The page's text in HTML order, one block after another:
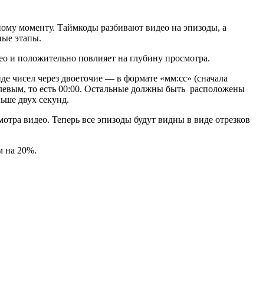
моменту. Таймкоды разбивают видео на эпизоды, а
этапы.
и положительно повлияет на глубину просмотра.
чисел через двоеточие — в формате «мм:сс» (сначала
то есть 00:00. Остальные должны быть расположены
двух секунд.
видео. Теперь все эпизоды будут видны в виде отрезков
на 20%.